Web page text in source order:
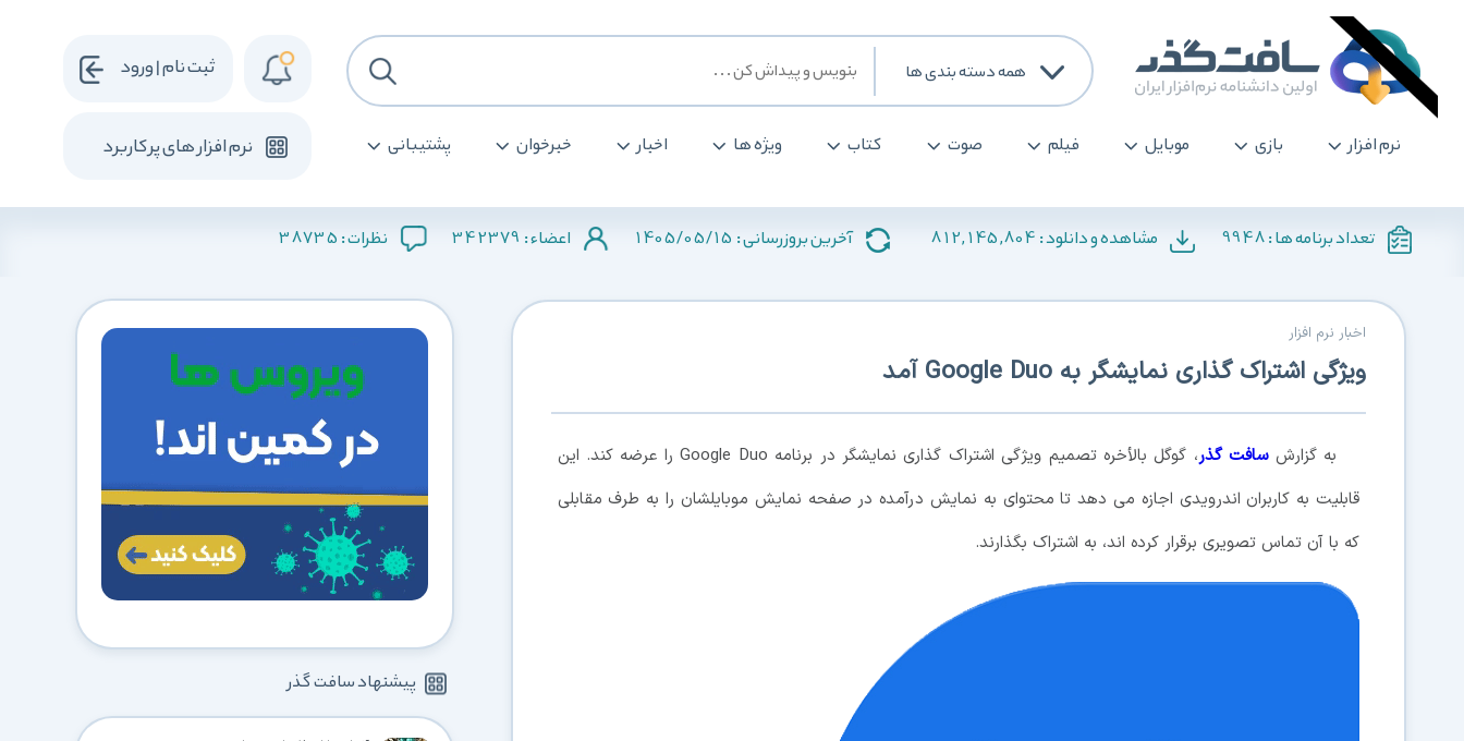
همه دسته بندی ها
نرم افزار بازی موبایل فیلم صوت کتاب ویژه ها اخبار خبرخوان پشتیبانی نرم افزار های پرکاربرد
ثبت نام | ورود
تعداد برنامه ها :9948 مشاهده و دانلود : 812,145,804 آخرین بروزرسانی : 1405/05/15 اعضاء : 342379 نظرات : 38735
اخبار نرم افزار
ویژگی اشتراک گذاری نمایشگر به Google Duo آمد
به گزارشسافت گذر
، گوگل بالأخره تصمیم ویژگی اشتراک گذاری نمایشگر در برنامه Google Duo را عرضه کند. این
قابلیت به کاربران اندرویدی اجازه می دهد تا محتوای به نمایش درآمده در صفحه نمایش موبایلشان را به طرف مقابلی
که با آن تماس تصویری برقرار کرده اند، به اشتراک بگذارند.
پیشنهاد سافت گذر